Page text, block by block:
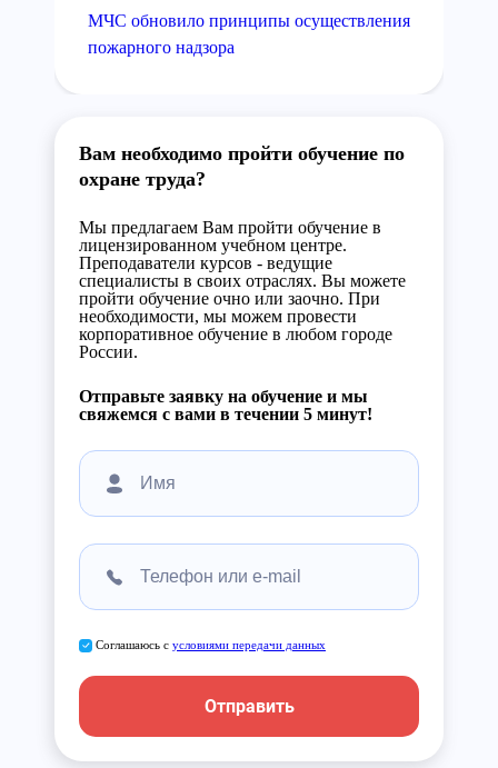
МЧС обновило принципы осуществления
пожарного надзора
Вам необходимо пройти обучение по
охране труда?
Мы предлагаем Вам пройти обучение в
лицензированном учебном центре.
Преподаватели курсов - ведущие
специалисты в своих отраслях. Вы можете
пройти обучение очно или заочно. При
необходимости, мы можем провести
корпоративное обучение в любом городе
России.
Отправьте заявку на обучение и мы
свяжемся с вами в течении 5 минут!
Соглашаюсь с условиями передачи данных
Отправить